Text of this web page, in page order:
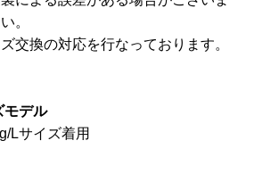
。
交換の対応を行なっております。
モデル
Lサイズ着用